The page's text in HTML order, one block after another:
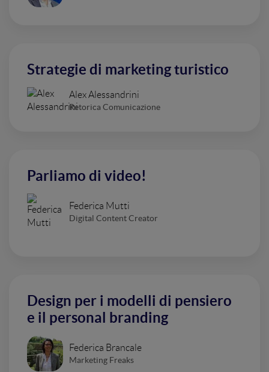
Strategie di marketing turistico
Alex Alessandrini
Retorica Comunicazione
Parliamo di video!
Federica Mutti
Digital Content Creator
Design per i modelli di pensiero
e il personal branding
Federica Brancale
Marketing Freaks